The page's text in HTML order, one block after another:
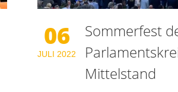
06
JULI 2022
Sommerfest
Mittelstand